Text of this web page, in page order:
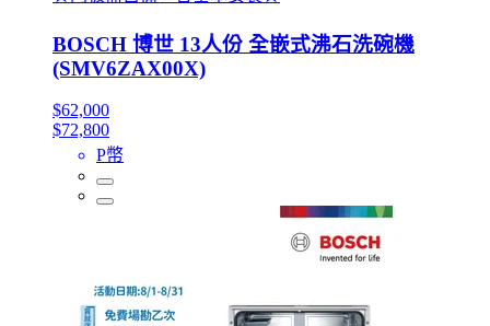
BOSCH 博世 13人份 全嵌式沸石洗碗機
(SMV6ZAX00X)
$62,000
$72,800
P幣